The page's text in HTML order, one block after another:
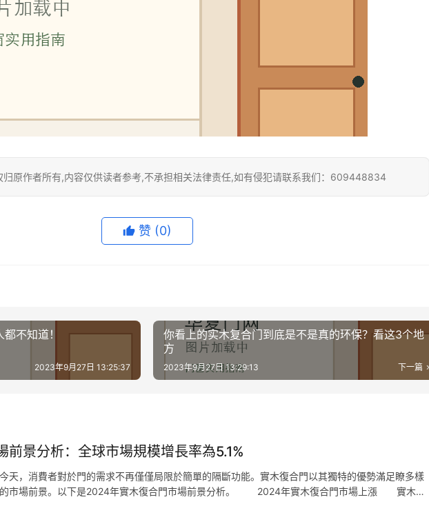
归原作者所有,内容仅供读者参考,不承担相关法律责任,如有侵犯请联系我们：609448834
赞 (0)
不知道！
2023年9月27日 13:25:37
你看上的实木复合门到底是不是真的环保？看这3个地
方
下一篇
2023年9月27日 13:29:13
景分析：全球市場規模增長率為5.1%
天，消費者對於門的需求不再僅僅局限於簡單的隔斷功能。實木復合門以其獨特的優勢滿足瞭多樣
的市場前景。以下是2024年實木復合門市場前景分析。 2024年實木復合門市場上漲 實木復